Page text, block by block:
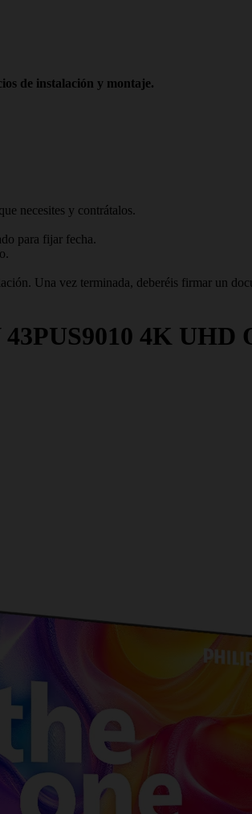
de instalación y montaje.
necesites y contrátalos.
para fijar fecha.
Una vez terminada, deberéis firmar un
4K UHD